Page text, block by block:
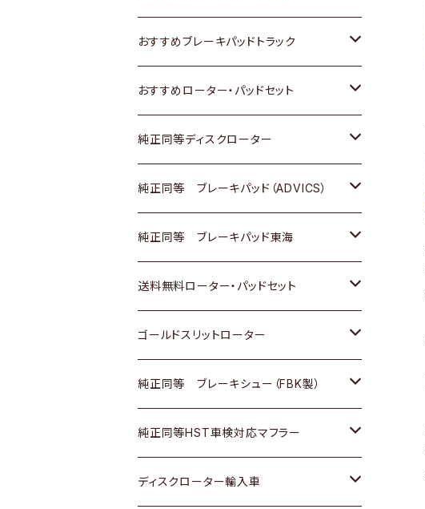
いすゞ
ダイハツ
マツダ
三菱
スバル
日野
三菱ふそう
ＢＭＷ
日産
いすゞ
ダイハツ
マツダ
三菱
日野
三菱ふそう
日産
いすゞ
ダイハツ
三菱
日野
三菱ふそう
その他
ホンダ
スズキ
日産
ダイハツ
マツダ
三菱
スバル
トヨタ
ホンダ
スズキ
日産
いすゞ
ダイハツ
マツダ
三菱
スバル
おすすめブレーキパッドトラック
トヨタ
日産
いすゞ
ダイハツ
マツダ
三菱
おすすめローター・パッドセット
トヨタ
ホンダ
スズキ
日産
ダイハツ
マツダ
三菱
スバル
純正同等ディスクローター
トヨタ
ホンダ
スズキ
日産
いすゞ
ダイハツ
マツダ
純正同等 ブレーキパッド（ADVICS）
トヨタ
ホンダ
スズキ
日産
ダイハツ
マツダ
純正同等 ブレーキパッド東海
トヨタ
ホンダ
日産
いすゞ
ダイハツ
送料無料ローター・パッドセット
トヨタ
ホンダ
スズキ
日産
ゴールドスリットローター
トヨタ
ホンダ
スズキ
純正同等 ブレーキシュー（FBK製）
ホンダ
スズキ
純正同等HST車検対応マフラー
トヨタ
ディスクローター輸入車